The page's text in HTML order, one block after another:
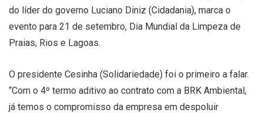
do líder do governo Luciano Diniz (Cidadania), marca o
evento para 21 de setembro, Dia Mundial da Limpeza de
Praias, Rios e Lagoas.
O presidente Cesinha (Solidariedade) foi o primeiro a falar.
“Com o 4º termo aditivo ao contrato com a BRK Ambiental,
já temos o compromisso da empresa em despoluir